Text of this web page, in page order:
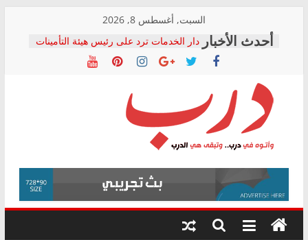
content
السبت, أغسطس 8, 2026
دار الخدمات ترد على رئيس هيئة التأمينات
بعد مؤتمره الصحفي: إنكار الأزمة لا ينهي
معاناة أصحاب المعاشات.. ونطالب بكشف
فرحات سليمان يكتب: القطاع الصحي إلى
أين؟
حزب التحالف الشعبي يطلق لجنة “الحق
في الصحة” بالإسكندرية لرصد الانتهاكات
ودعم المرضى
الوزاري لمدينة الصحفيين.. وانتهاء أعمال
إنشاء المبنى الإداري
المجلس القومي لحقوق الإنسان يعلن
متابعة قضية الدكتور محمد زهران.. ويؤكد:
قرينة البراءة وضمانات المحاكمة العادلة
درب
وأتوه
درب..
وتبقى
هي